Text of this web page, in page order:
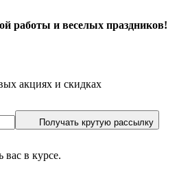
работы и веселых праздников!
акциях и скидках
Получать крутую рассылку
в курсе.